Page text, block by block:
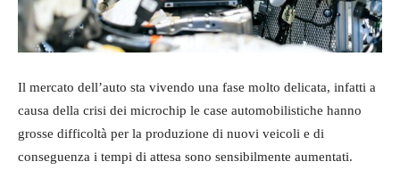
Il mercato dell’auto sta vivendo una fase molto delicata, infatti a
causa della crisi dei microchip le case automobilistiche hanno
grosse difficoltà per la produzione di nuovi veicoli e di
conseguenza i tempi di attesa sono sensibilmente aumentati.